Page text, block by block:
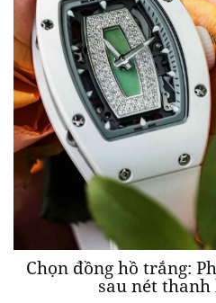
Chọn đồng hồ trắng:
sau nét